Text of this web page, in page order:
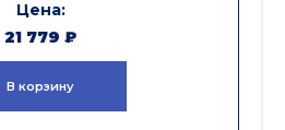
21 779 ₽
В корзину